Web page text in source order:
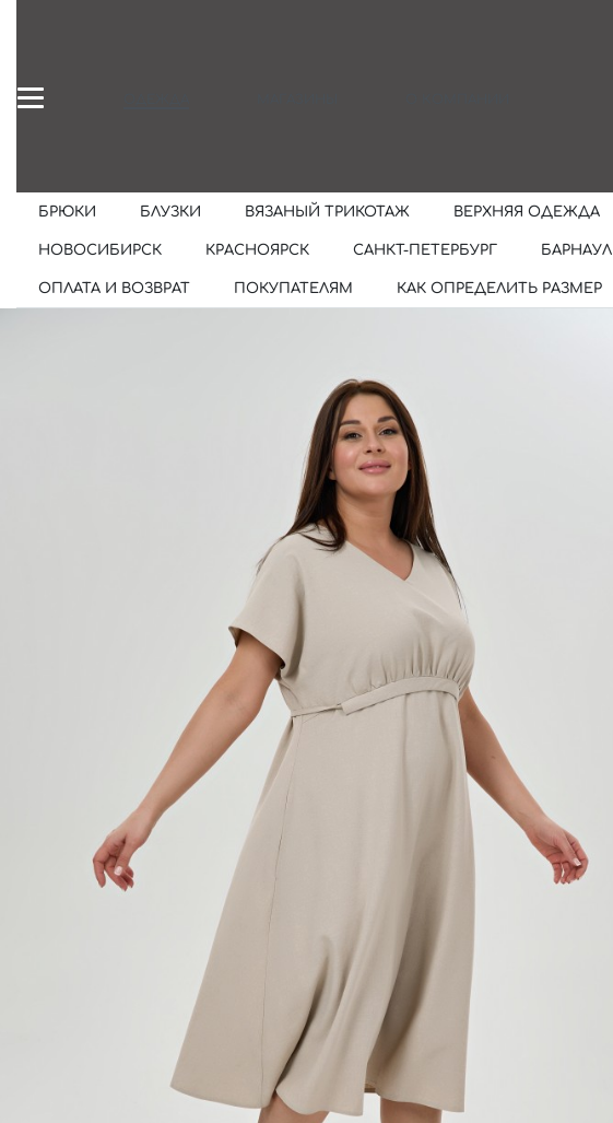
БРЮКИ БЛУЗКИ ВЯЗАНЫЙ ТРИКОТАЖ ВЕРХНЯЯ ОДЕЖДА
НОВОСИБИРСК КРАСНОЯРСК САНКТ-ПЕТЕРБУРГ БАРНАУЛ
ОПЛАТА И ВОЗВРАТ ПОКУПАТЕЛЯМ КАК ОПРЕДЕЛИТЬ РАЗМЕР